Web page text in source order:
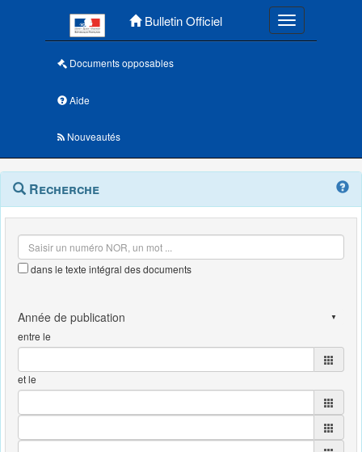
Bulletin Officiel Toggle
Documents opposables
Aide
Nouveautés
Navigation
outils
Menu
contextuel
Recherche
dans le texte intégral des documents
entre le
et le